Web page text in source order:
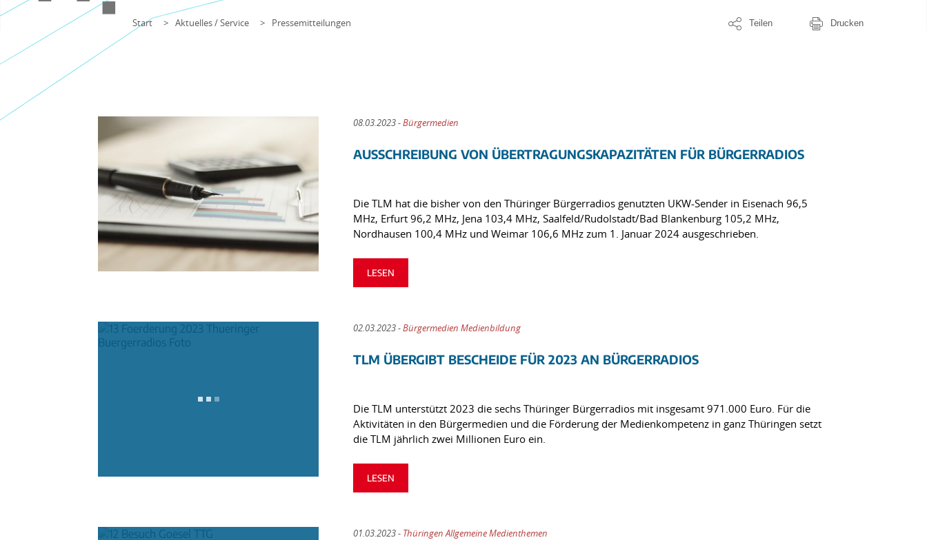
Start Aktuelles / Service Pressemitteilungen Teilen Drucken
08.03.2023 -Bürgermedien
AUSSCHREIBUNG VON ÜBERTRAGUNGSKAPAZITÄTEN FÜR BÜRGERRADIOS
Die TLM hat die bisher von den Thüringer Bürgerradios genutzten UKW-Sender in Eisenach 96,5
MHz, Erfurt 96,2 MHz, Jena 103,4 MHz, Saalfeld/Rudolstadt/Bad Blankenburg 105,2 MHz,
Nordhausen 100,4 MHz und Weimar 106,6 MHz zum 1. Januar 2024 ausgeschrieben.
LESEN
02.03.2023 -Bürgermedien Medienbildung
TLM ÜBERGIBT BESCHEIDE FÜR 2023 AN BÜRGERRADIOS
Die TLM unterstützt 2023 die sechs Thüringer Bürgerradios mit insgesamt 971.000 Euro. Für die
Aktivitäten in den Bürgermedien und die Förderung der Medienkompetenz in ganz Thüringen setzt
die TLM jährlich zwei Millionen Euro ein.
LESEN
01.03.2023 - Thüringen Allgemeine Medienthemen